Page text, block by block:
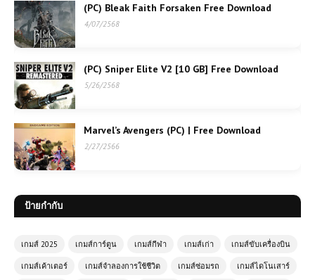
(PC) Bleak Faith Forsaken Free Download
4/07/2568
(PC) Sniper Elite V2 [10 GB] Free Download
5/26/2568
Marvel’s Avengers (PC) | Free Download
2/27/2566
ป้ายกำกับ
เกมส์ 2025 เกมส์การ์ตูน เกมส์กีฬา เกมส์เก่า เกมส์ขับเครื่องบิน
เกมส์เค้าเตอร์ เกมส์จำลองการใช้ชีวิต เกมส์ซ่อมรถ เกมส์ไดโนเสาร์